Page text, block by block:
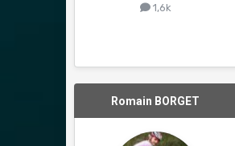
1,6k
Romain BORGET